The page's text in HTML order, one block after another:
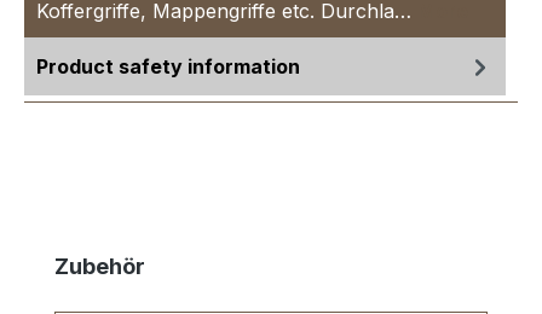
Koffergriffe, Mappengriffe etc. Durchla…
Product safety information
Skip product gallery
Zubehör